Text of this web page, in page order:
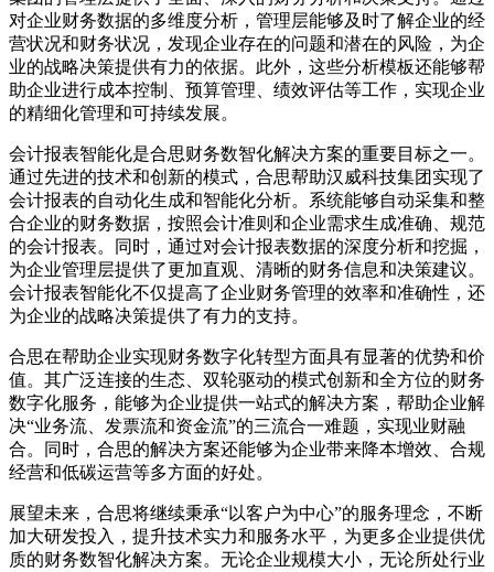
对企业财务数据的多维度分析，管理层能够及时了解企业的经
营状况和财务状况，发现企业存在的问题和潜在的风险，为企
业的战略决策提供有力的依据。此外，这些分析模板还能够帮
助企业进行成本控制、预算管理、绩效评估等工作，实现企业
的精细化管理和可持续发展。
会计报表智能化是合思财务数智化解决方案的重要目标之一。
通过先进的技术和创新的模式，合思帮助汉威科技集团实现了
会计报表的自动化生成和智能化分析。系统能够自动采集和整
合企业的财务数据，按照会计准则和企业需求生成准确、规范
的会计报表。同时，通过对会计报表数据的深度分析和挖掘，
为企业管理层提供了更加直观、清晰的财务信息和决策建议。
会计报表智能化不仅提高了企业财务管理的效率和准确性，还
为企业的战略决策提供了有力的支持。
合思在帮助企业实现财务数字化转型方面具有显著的优势和价
值。其广泛连接的生态、双轮驱动的模式创新和全方位的财务
数字化服务，能够为企业提供一站式的解决方案，帮助企业解
决“业务流、发票流和资金流”的三流合一难题，实现业财融
合。同时，合思的解决方案还能够为企业带来降本增效、合规
经营和低碳运营等多方面的好处。
展望未来，合思将继续秉承“以客户为中心”的服务理念，不断
加大研发投入，提升技术实力和服务水平，为更多企业提供优
质的财务数智化解决方案。无论企业规模大小，无论所处行业